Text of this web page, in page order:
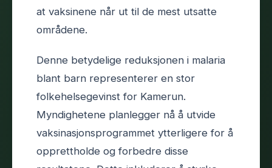
at vaksinene når ut til de mest utsatte
områdene.
Denne betydelige reduksjonen i malaria
blant barn representerer en stor
folkehelsegevinst for Kamerun.
Myndighetene planlegger nå å utvide
vaksinasjonsprogrammet ytterligere for å
opprettholde og forbedre disse